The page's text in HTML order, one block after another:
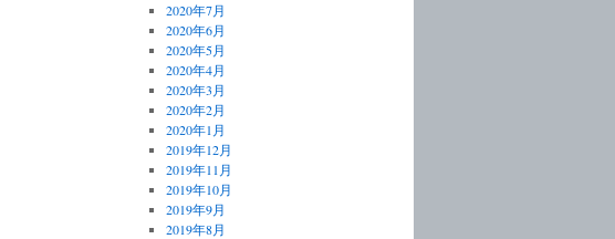
2020年7月
2020年6月
2020年5月
2020年4月
2020年3月
2020年2月
2020年1月
2019年12月
2019年11月
2019年10月
2019年9月
2019年8月